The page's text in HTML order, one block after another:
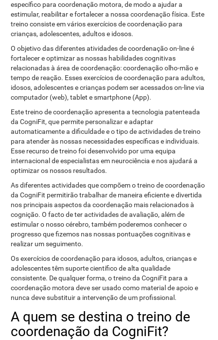
específico para coordenação motora, de modo a ajudar a
estimular, reabilitar e fortalecer a nossa coordenação física. Este
treino consiste em vários exercícios de coordenação para
crianças, adolescentes, adultos e idosos.
O objetivo das diferentes atividades de coordenação on-line é
fortalecer e optimizar as nossas habilidades cognitivas
relacionadas à área de coordenação: coordenação olho-mão e
tempo de reação. Esses exercícios de coordenação para adultos,
idosos, adolescentes e crianças podem ser acessados ​​on-line via
computador (web), tablet e smartphone (App).
Este treino de coordenação apresenta a tecnologia patenteada
da CogniFit, que permite personalizar e adaptar
automaticamente a dificuldade e o tipo de actividades de treino
para atender às nossas necessidades específicas e individuais.
Esse recurso de treino foi desenvolvido por uma equipa
internacional de especialistas em neurociência e nos ajudará a
optimizar os nossos resultados.
As diferentes actividades que compõem o treino de coordenação
da CogniFit permitirão trabalhar de maneira eficiente e divertida
nos principais aspectos da coordenação mais relacionados à
cognição. O facto de ter actividades de avaliação, além de
estimular o nosso cérebro, também poderemos conhecer o
progresso que fizemos nas nossas pontuações cognitivas e
realizar um seguimento.
Os exercícios de coordenação para idosos, adultos, crianças e
adolescentes têm suporte científico de alta qualidade
consistente. De qualquer forma, o treino da CogniFit para a
coordenação motora deve ser usado como material de apoio e
nunca deve substituir a intervenção de um profissional.
A quem se destina o treino de
coordenação da CogniFit?